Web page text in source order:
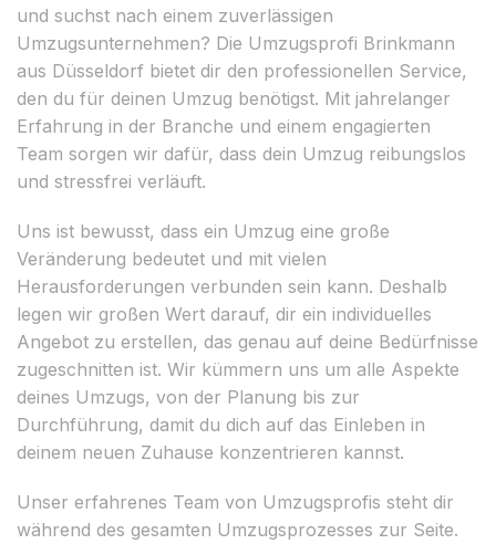
und suchst nach einem zuverlässigen
Umzugsunternehmen? Die Umzugsprofi Brinkmann
aus Düsseldorf bietet dir den professionellen Service,
den du für deinen Umzug benötigst. Mit jahrelanger
Erfahrung in der Branche und einem engagierten
Team sorgen wir dafür, dass dein Umzug reibungslos
und stressfrei verläuft.
Uns ist bewusst, dass ein Umzug eine große
Veränderung bedeutet und mit vielen
Herausforderungen verbunden sein kann. Deshalb
legen wir großen Wert darauf, dir ein individuelles
Angebot zu erstellen, das genau auf deine Bedürfnisse
zugeschnitten ist. Wir kümmern uns um alle Aspekte
deines Umzugs, von der Planung bis zur
Durchführung, damit du dich auf das Einleben in
deinem neuen Zuhause konzentrieren kannst.
Unser erfahrenes Team von Umzugsprofis steht dir
während des gesamten Umzugsprozesses zur Seite.